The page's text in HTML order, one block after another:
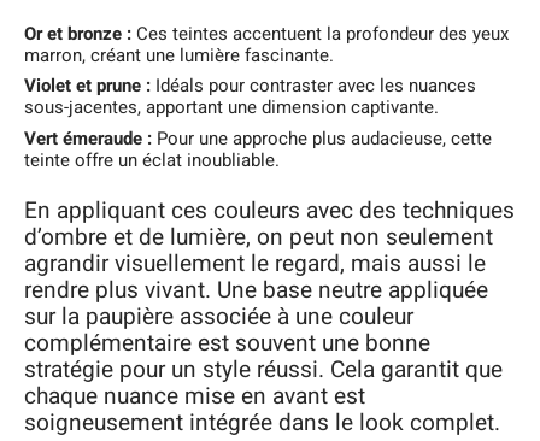
Or et bronze :Ces teintes accentuent la profondeur des yeux
marron, créant une lumière fascinante.
Violet et prune : Idéals pour contraster avec les nuances
sous-jacentes, apportant une dimension captivante.
Vert émeraude : Pour une approche plus audacieuse, cette
teinte offre un éclat inoubliable.
En appliquant ces couleurs avec des techniques
d’ombre et de lumière, on peut non seulement
agrandir visuellement le regard, mais aussi le
rendre plus vivant. Une base neutre appliquée
sur la paupière associée à une couleur
complémentaire est souvent une bonne
stratégie pour un style réussi. Cela garantit que
chaque nuance mise en avant est
soigneusement intégrée dans le look complet.